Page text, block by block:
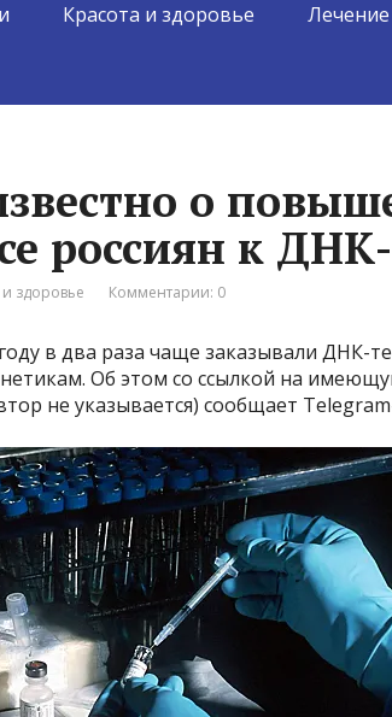
Красота и здоровье
о
россиян к
здоровье Комментарии: 0
в два раза чаще заказывали ДНК-
Об этом со ссылкой на
не указывается) сообщает